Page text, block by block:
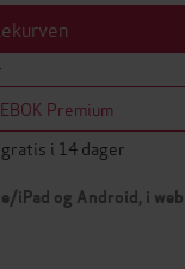
Premium
i 14 dager
iPad og Android, i